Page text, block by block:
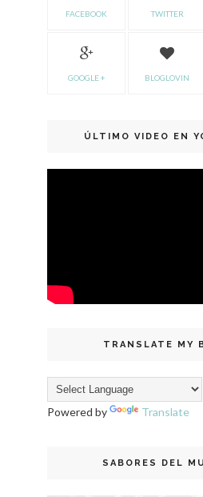
FACEBOOK TWITTER
GOOGLE + BLOGLOVIN
ÚLTIMO VIDEO EN
TRANSLATE MY
Powered by Translate
SABORES DEL